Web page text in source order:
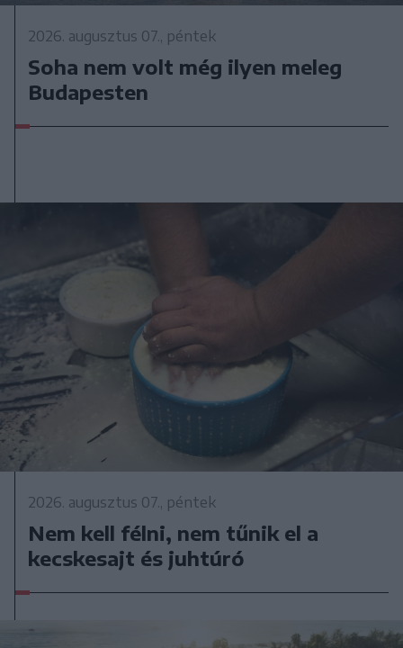
2026. augusztus 07., péntek
Soha nem volt még ilyen meleg
Budapesten
2026. augusztus 07., péntek
Nem kell félni, nem tűnik el a
kecskesajt és juhtúró